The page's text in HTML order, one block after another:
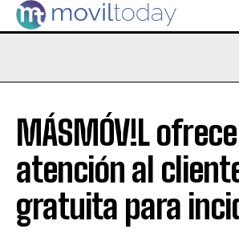
MÁSMÓV!L ofrece
atención al
gratuita para